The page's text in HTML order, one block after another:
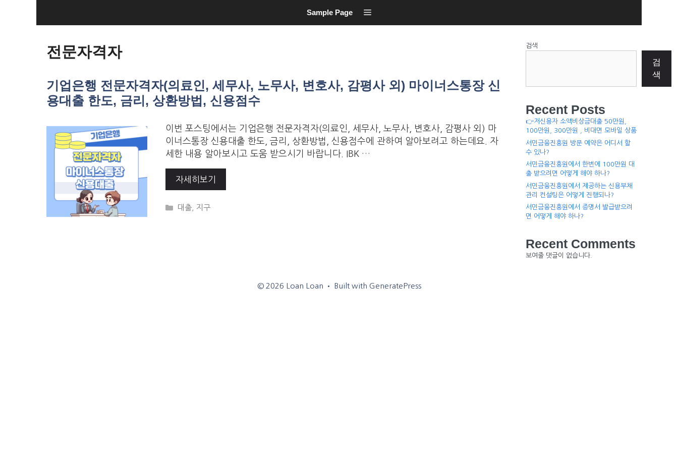
Sample Page
전문자격자
기업은행 전문자격자(의료인, 세무사, 노무사, 변호사, 감평사 외) 마이너스통장 신
용대출 한도, 금리, 상환방법, 신용점수
이번 포스팅에서는 기업은행 전문자격자(의료인, 세무사, 노무사, 변호사, 감평사 외) 마
이너스통장 신용대출 한도, 금리, 상환방법, 신용점수에 관하여 알아보려고 하는데요. 자
세한 내용 알아보시고 도움 받으시기 바랍니다. IBK …
자세히보기
Categories
대출, 지구
검색
검
색
Recent Posts
👉저신용자 소액비상금대출 50만원,
100만원, 300만원 , 비대면 모바일 상품
서민금융진흥원 방문 예약은 어디서 할
수 있나?
서민금융진흥원에서 한번에 100만원 대
출 받으려면 어떻게 해야 하나?
서민금융진흥원에서 제공하는 신용부채
관리 컨설팅은 어떻게 진행되나?
서민금융진흥원에서 증명서 발급받으려
면 어떻게 해야 하나?
Recent Comments
보여줄 댓글이 없습니다.
© 2026 Loan Loan • Built with GeneratePress